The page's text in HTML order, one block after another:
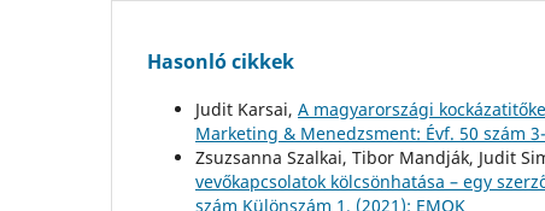
Hasonló cikkek
Judit Karsai, A magyarországi
Marketing & Menedzsment: Évf. 50 szám
Zsuzsanna Szalkai, Tibor Mandják, Judit
vevőkapcsolatok kölcsönhatása – egy
szám Különszám 1. (2021): EMOK